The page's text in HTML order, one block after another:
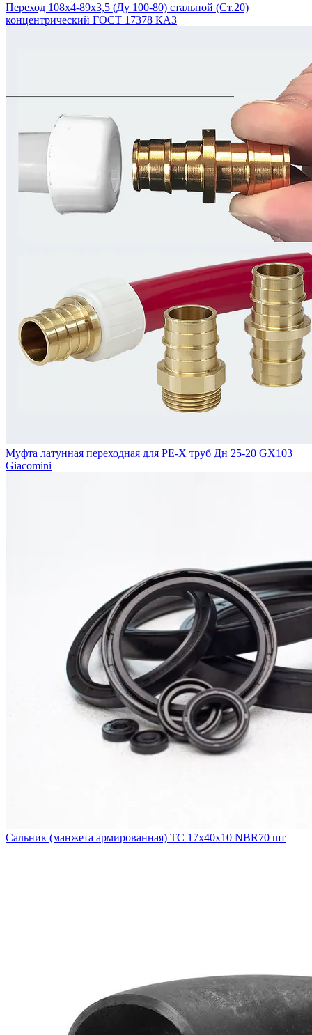
Переход 108х4-89х3,5 (Ду 100-80) стальной (Ст.20)
концентрический ГОСТ 17378 КАЗ
Муфта латунная переходная для PE-X труб Дн 25-20 GX103
Giacomini
Сальник (манжета армированная) TC 17х40х10 NBR70 шт